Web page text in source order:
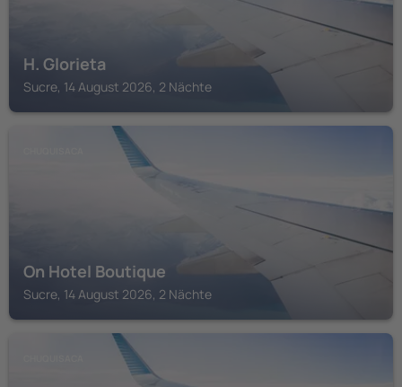
H. Glorieta
Sucre, 14 August 2026, 2 Nächte
On Hotel Boutique
Sucre, 14 August 2026, 2 Nächte